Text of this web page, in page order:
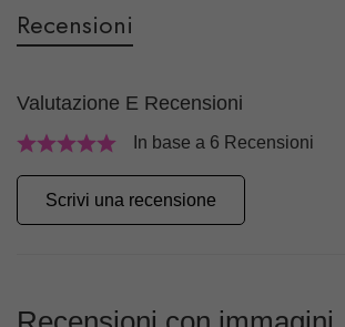
Recensioni
Valutazione E Recensioni
In base a 6 Recensioni
Scrivi una recensione